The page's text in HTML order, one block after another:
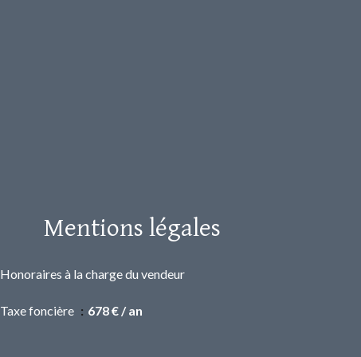
Mentions légales
Honoraires à la charge du vendeur
Taxe foncière 678 € / an